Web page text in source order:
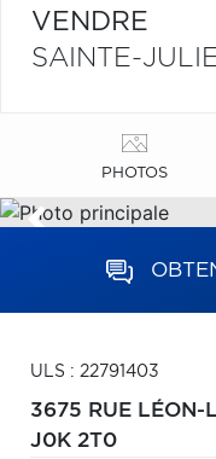
VENDRE
SAINTE-
PHOTOS
ULS : 22791403
3675 RUE LÉON-
J0K 2T0